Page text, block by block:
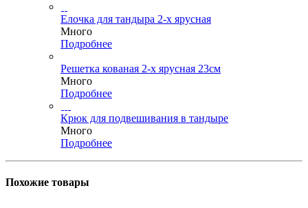
Елочка для тандыра 2-х ярусная
Много
Подробнее
Решетка кованая 2-х ярусная 23см
Много
Подробнее
Крюк для подвешивания в тандыре
Много
Подробнее
Похожие товары